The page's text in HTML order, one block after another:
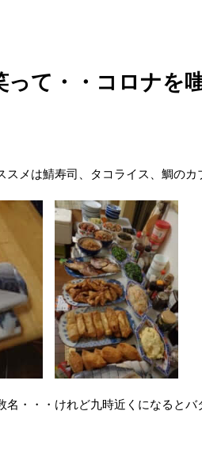
て・・コロナを
メは鯖寿司、タコライス、鯛のカ
名・・・けれど九時近くになるとバ